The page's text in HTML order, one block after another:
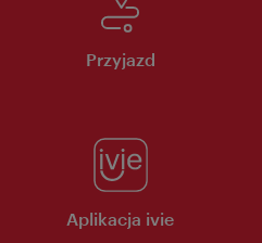
Przyjazd
Aplikacja ivie